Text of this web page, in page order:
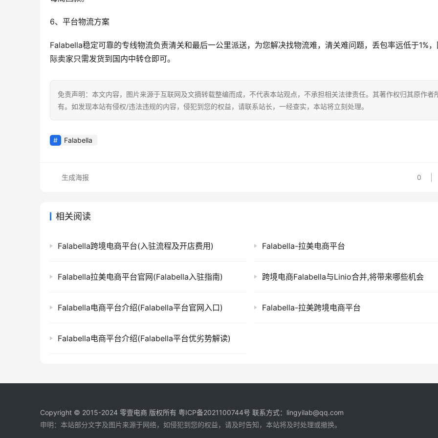
6、平台物流方案
Falabella稳定可靠的专线物流负责清关和最后一公里派送，为您解决找物流难，清关难问题，丢包率远低于1%
际卖家只需发货到国内中转仓即可。
免责声明：本文内容，图片来源于互联网及文摘转载整编而成，不代表本站观点，不承担相关法律责任。其著作权归其原作者
有。如发现本站有侵权/违法违规的内容，侵犯到您的权益，请联系站长，一经查实，本站将立刻处理。
Falabella
0
生成海报
相关阅读
Falabella跨境电商平台(入驻流程及开店费用) Falabella-拉美电商平台
Falabella拉美电商平台官网(Falabella入驻指南) 跨境电商Falabella与Linio合并,将带来哪些机会
Falabella电商平台介绍(Falabella平台官网入口) Falabella-拉美跨境电商平台
Falabella电商平台介绍(Falabella平台优劣势解读)
Copyright © 2015-2024 零壹电商 版权所有 粤ICP备2021100744号 联系方式：lingyilab@qq.com
申明：本站部分文字及图片来源于网络，如侵犯到您的权益，请及时告知，本站将及时处理或撤换。